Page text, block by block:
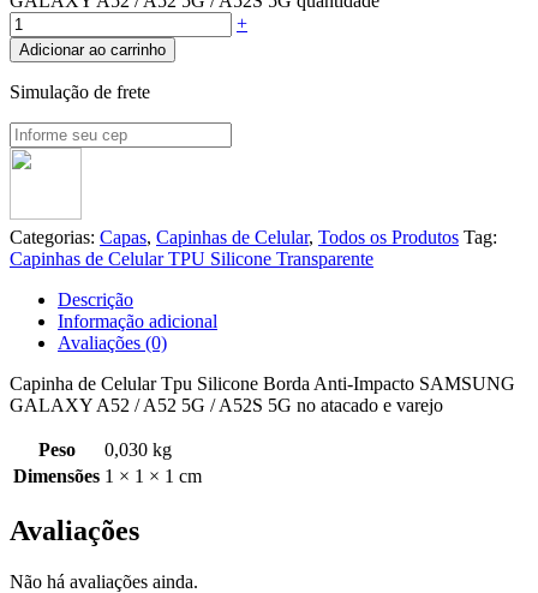
+
Adicionar ao carrinho
Simulação de frete
Categorias: Capas, Capinhas de Celular, Todos os Produtos Tag:
Capinhas de Celular TPU Silicone Transparente
Descrição
Informação adicional
Avaliações (0)
Capinha de Celular Tpu Silicone Borda Anti-Impacto SAMSUNG
GALAXY A52 / A52 5G / A52S 5G no atacado e varejo
Peso
0,030 kg
Dimensões 1 × 1 × 1 cm
Avaliações
Não há avaliações ainda.